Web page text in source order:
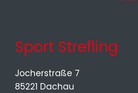
Sport Strefling
Jocherstraße 7
85221 Dachau